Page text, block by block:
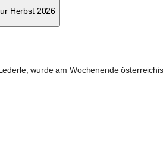
Herbst 2026
wurde am Wochenende